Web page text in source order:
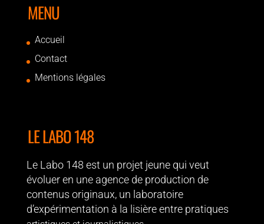
MENU
Accueil
Contact
Mentions légales
LE LABO 148
Le Labo 148 est un projet jeune qui veut
évoluer en une agence de production de
contenus originaux, un laboratoire
d’expérimentation à la lisière entre pratiques